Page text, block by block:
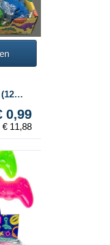
0,99
€ 11,88